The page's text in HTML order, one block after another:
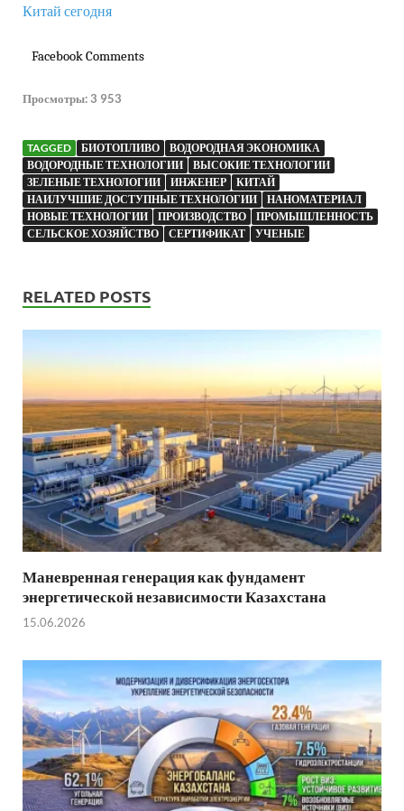
Китай сегодня
Facebook Comments
Просмотры:3 953
TAGGED БИОТОПЛИВО
ВОДОРОДНАЯ ЭКОНОМИКА
ВОДОРОДНЫЕ ТЕХНОЛОГИИ
ВЫСОКИЕ ТЕХНОЛОГИИ
ЗЕЛЕНЫЕ ТЕХНОЛОГИИ
ИНЖЕНЕР
КИТАЙ
НАИЛУЧШИЕ ДОСТУПНЫЕ ТЕХНОЛОГИИ
НАНОМАТЕРИАЛ
НОВЫЕ ТЕХНОЛОГИИ
ПРОИЗВОДСТВО
ПРОМЫШЛЕННОСТЬ
СЕЛЬСКОЕ ХОЗЯЙСТВО
СЕРТИФИКАТ УЧЕНЫЕ
RELATED POSTS
Маневренная генерация как фундамент
энергетической независимости Казахстана
15.06.2026